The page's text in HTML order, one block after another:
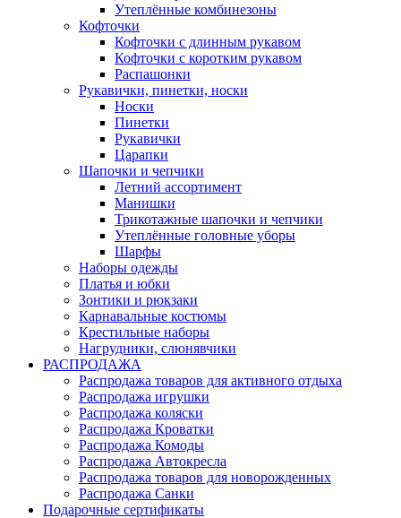
Утеплённые комбинезоны
Кофточки
Кофточки с длинным рукавом
Кофточки с коротким рукавом
Распашонки
Рукавички, пинетки, носки
Носки
Пинетки
Рукавички
Царапки
Шапочки и чепчики
Летний ассортимент
Манишки
Трикотажные шапочки и чепчики
Утеплённые головные уборы
Шарфы
Наборы одежды
Платья и юбки
Зонтики и рюкзаки
Карнавальные костюмы
Крестильные наборы
Нагрудники, слюнявчики
РАСПРОДАЖА
Распродажа товаров для активного отдыха
Распродажа игрушки
Распродажа коляски
Распродажа Кроватки
Распродажа Комоды
Распродажа Автокресла
Распродажа товаров для новорожденных
Распродажа Санки
Подарочные сертификаты